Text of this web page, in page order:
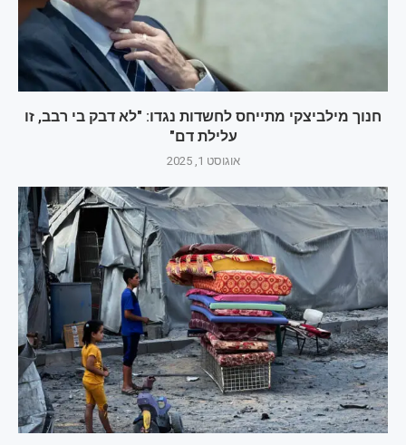
חנוך מילביצקי מתייחס לחשדות נגדו: "לא דבק בי רבב, זו
עלילת דם"
אוגוסט 1, 2025